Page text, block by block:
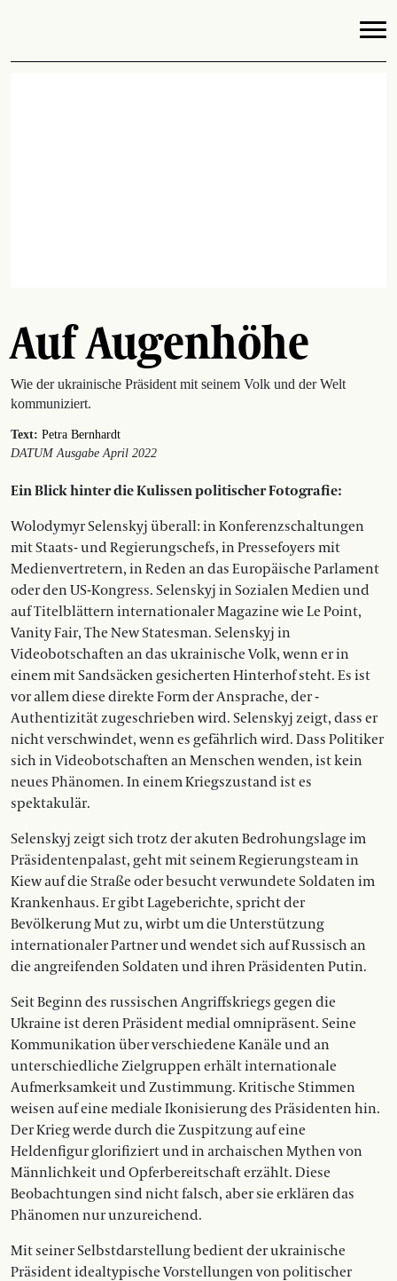
Auf Augenhöhe
Wie der ukrainische Präsident mit seinem Volk und der Welt
kommuniziert.
Text: Petra Bernhardt
DATUM Ausgabe April 2022
Ein Blick hinter die Kulissen politischer Fotografie:
Wolodymyr Selenskyj überall: in Konferenzschaltungen
mit Staats- und Regierungschefs, in Pressefoyers mit
Medienvertretern, in Reden an das Europäische Parlament
oder den US-Kongress. Selenskyj in Sozialen Medien und
auf Titelblättern internationaler Magazine wie Le Point,
Vanity Fair, The New Statesman. Selenskyj in
Videobotschaften an das ukrainische Volk, wenn er in
einem mit ­Sandsäcken gesicherten Hinterhof steht. Es ist
vor allem diese direkte Form der Ansprache, der ­
Authentizität zugeschrieben wird. Selenskyj zeigt, dass er
nicht verschwindet, wenn es gefährlich wird. Dass Politiker
sich in Videobotschaften an ­Menschen wenden, ist kein
neues Phänomen. In einem Kriegszustand ist es
spektakulär.
Selenskyj zeigt sich trotz der akuten Bedrohungslage im
Präsidentenpalast, geht mit seinem Regierungsteam in
Kiew auf die Straße oder besucht ­verwundete Soldaten im
Krankenhaus. Er gibt ­Lageberichte, spricht der
Bevölkerung Mut zu, wirbt um die Unterstützung
internationaler ­Partner und wendet sich auf Russisch an
die angreifenden Soldaten und ihren Präsidenten Putin.
Seit Beginn des russischen Angriffskriegs gegen die
Ukraine ist deren Präsident medial omni­präsent. Seine
Kommunikation über verschiedene Kanäle und an
unterschiedliche Zielgruppen erhält internationale
Aufmerksamkeit und Zustimmung. Kritische Stimmen
weisen auf eine mediale Ikonisierung des Präsidenten hin.
Der Krieg werde durch die Zuspitzung auf eine
Heldenfigur glorifiziert und in archaischen Mythen von
Männlichkeit und ­Opferbereitschaft erzählt. Diese
Beobachtungen sind nicht falsch, aber sie erklären das
Phänomen nur unzureichend.
Mit seiner Selbstdarstellung bedient der ukrainische
Präsident idealtypische Vorstellungen von ­politischer